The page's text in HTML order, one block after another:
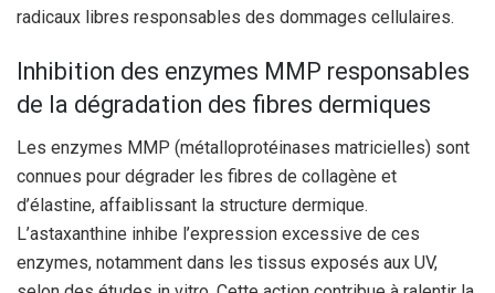
radicaux libres responsables des dommages cellulaires.
Inhibition des enzymes MMP responsables
de la dégradation des fibres dermiques
Les enzymes MMP (métalloprotéinases matricielles) sont
connues pour dégrader les fibres de collagène et
d’élastine, affaiblissant la structure dermique.
L’astaxanthine inhibe l’expression excessive de ces
enzymes, notamment dans les tissus exposés aux UV,